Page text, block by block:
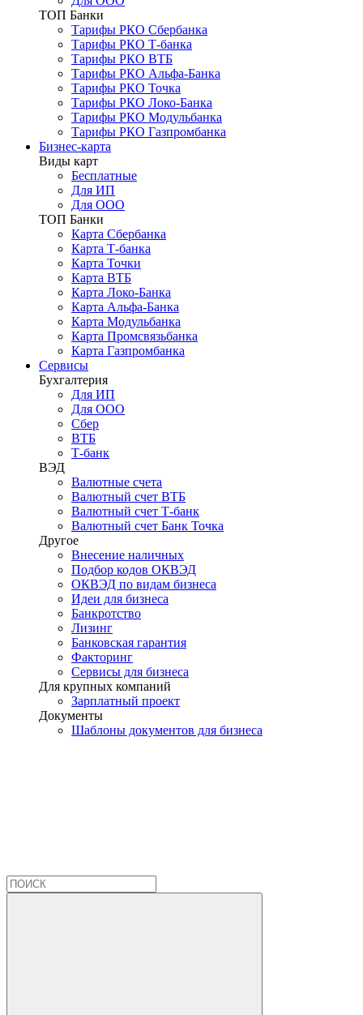
ТОП Банки
Тарифы РКО Сбербанка
Тарифы РКО Т-банка
Тарифы РКО ВТБ
Тарифы РКО Альфа-Банка
Тарифы РКО Точка
Тарифы РКО Локо-Банка
Тарифы РКО Модульбанка
Тарифы РКО Газпромбанка
Бизнес-карта
Виды карт
Бесплатные
Для ИП
Для ООО
ТОП Банки
Карта Сбербанка
Карта Т-банка
Карта Точки
Карта ВТБ
Карта Локо-Банка
Карта Альфа-Банка
Карта Модульбанка
Карта Промсвязьбанка
Карта Газпромбанка
Сервисы
Бухгалтерия
Для ИП
Для ООО
Сбер
ВТБ
Т-банк
ВЭД
Валютные счета
Валютный счет ВТБ
Валютный счет Т-банк
Валютный счет Банк Точка
Другое
Внесение наличных
Подбор кодов ОКВЭД
ОКВЭД по видам бизнеса
Идеи для бизнеса
Банкротство
Лизинг
Банковская гарантия
Факторинг
Сервисы для бизнеса
Для крупных компаний
Зарплатный проект
Документы
Шаблоны документов для бизнеса